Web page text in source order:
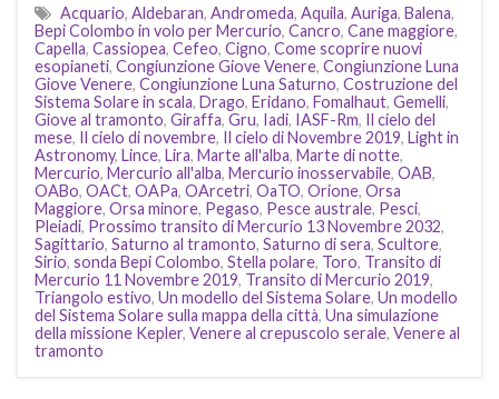
Acquario, Aldebaran, Andromeda, Aquila, Auriga, Balena,
Bepi Colombo in volo per Mercurio, Cancro, Cane maggiore,
Capella, Cassiopea, Cefeo, Cigno, Come scoprire nuovi
esopianeti, Congiunzione Giove Venere, Congiunzione Luna
Giove Venere, Congiunzione Luna Saturno, Costruzione del
Sistema Solare in scala, Drago, Eridano, Fomalhaut, Gemelli,
Giove al tramonto, Giraffa, Gru, Iadi, IASF-Rm, Il cielo del
mese, Il cielo di novembre, Il cielo di Novembre 2019, Light in
Astronomy, Lince, Lira, Marte all'alba, Marte di notte,
Mercurio, Mercurio all'alba, Mercurio inosservabile, OAB,
OABo, OACt, OAPa, OArcetri, OaTO, Orione, Orsa
Maggiore, Orsa minore, Pegaso, Pesce australe, Pesci,
Pleiadi, Prossimo transito di Mercurio 13 Novembre 2032,
Sagittario, Saturno al tramonto, Saturno di sera, Scultore,
Sirio, sonda Bepi Colombo, Stella polare, Toro, Transito di
Mercurio 11 Novembre 2019, Transito di Mercurio 2019,
Triangolo estivo, Un modello del Sistema Solare, Un modello
del Sistema Solare sulla mappa della città, Una simulazione
della missione Kepler, Venere al crepuscolo serale, Venere al
tramonto